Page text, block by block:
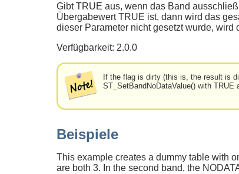
Gibt TRUE aus, wenn das Band
Übergabewert TRUE ist, dann wird das
dieser Parameter nicht gesetzt wurde,
Verfügbarkeit: 2.0.0
If the flag is dirty (this is, the result is
ST_SetBandNoDataValue() with
Beispiele
This example creates a dummy table with
are both 3. In the second band, the